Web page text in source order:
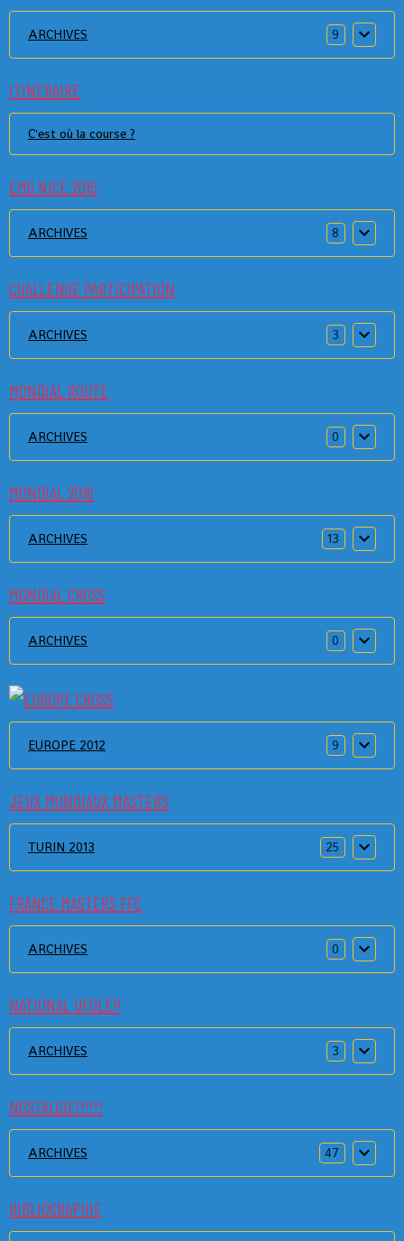
ARCHIVES 9
ITINERAIRE
C'est où la course ?
EMG NICE 2015
ARCHIVES 8
CHALLENGE PARTICIPATION
ARCHIVES 3
MONDIAL ROUTE
ARCHIVES 0
MONDIAL 2016
ARCHIVES 13
MONDIAL CROSS
ARCHIVES 0
EUROPE 2012 9
JEUX MONDIAUX MASTERS
TURIN 2013 25
FRANCE MASTERS FFC
ARCHIVES 0
NATIONAL UFOLEP
ARCHIVES 3
NOSTALGIE!!!!!!
ARCHIVES 47
BIBLIOGRAPHIE